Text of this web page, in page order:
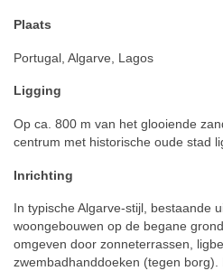
Plaats
Portugal, Algarve, Lagos
Ligging
Op ca. 800 m van het glooiende
centrum met historische oude stad
Inrichting
In typische Algarve-stijl, bestaande
woongebouwen op de begane
omgeven door zonneterrassen,
zwembadhanddoeken (tegen borg).